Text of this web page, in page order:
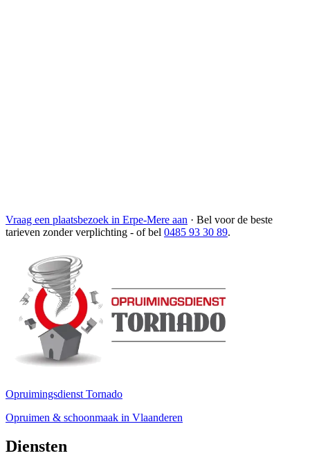
Vraag een plaatsbezoek in Erpe-Mere aan · Bel voor de beste
tarieven zonder verplichting - of bel 0485 93 30 89.
Opruimingsdienst Tornado
Opruimen & schoonmaak in Vlaanderen
Diensten